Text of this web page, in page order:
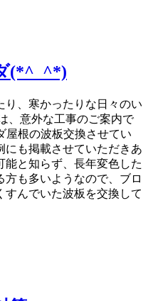
(*^_^*)
り、寒かったりな日々のい
、意外な工事のご案内で
根の波板交換させてい
にも掲載させていただきあ
能と知らず、長年変色した
方も多いようなので、ブロ
すんでいた波板を交換して